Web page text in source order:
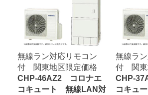
無線ラン対応リモコン
付 関東地区限定価格
CHP-46AZ2 コロナエ
コキュート 無線LAN対
無線ラ
付 関東
CHP-
コキュ